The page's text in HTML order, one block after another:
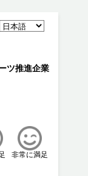
ツ推進企業
非常に満足